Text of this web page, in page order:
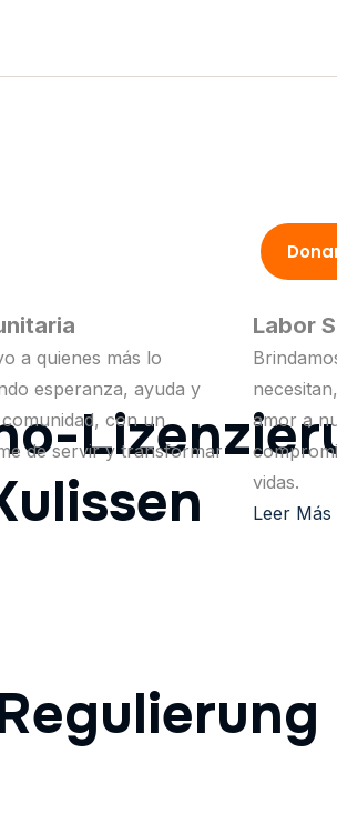
a quienes más lo
esperanza, ayuda y
con un
de servir y transformar
Labor
amor a
vidas.
Leer Más